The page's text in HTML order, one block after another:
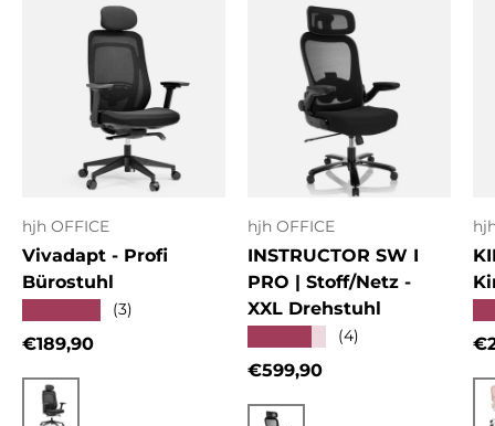
hjh OFFICE
Vivadapt - Profi
Bürostuhl
(3)
Normaler Preis
€189,90
hjh OFFICE
INSTRUCTOR SW I
PRO | Stoff/Netz -
XXL Drehstuhl
(4)
Normaler Preis
€599,90